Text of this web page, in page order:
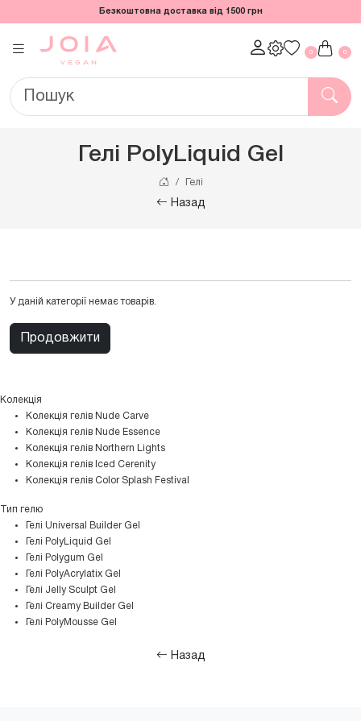
Безкоштовна доставка від 1500 грн
0 0
Гелі PolyLiquid Gel
Гелі
Назад
У даній категорії немає товарів.
Продовжити
Колекція
Колекція гелів Nude Carve
Колекція гелів Nude Essence
Колекція гелів Northern Lights
Колекція гелів Iced Cerenity
Колекція гелів Color Splash Festival
Тип гелю
Гелі Universal Builder Gel
Гелі PolyLiquid Gel
Гелі Polygum Gel
Гелі PolyAcrylatix Gel
Гелі Jelly Sculpt Gel
Гелі Creamy Builder Gel
Гелі PolyMousse Gel
Назад